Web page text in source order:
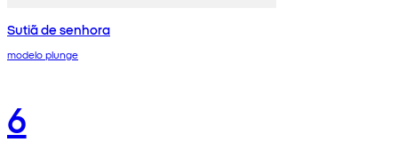
Sutiã de senhora
modelo plunge
6